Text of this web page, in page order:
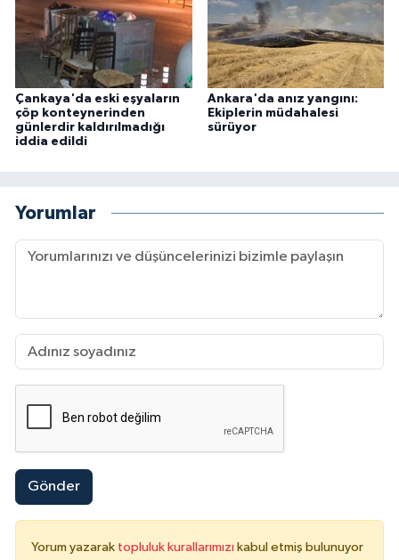
Çankaya'da eski eşyaların
çöp konteynerinden
günlerdir kaldırılmadığı
iddia edildi
Ankara'da anız yangını:
Ekiplerin müdahalesi
sürüyor
Yorumlar
Gönder
Yorum yazarak topluluk kurallarımızı kabul etmiş bulunuyor